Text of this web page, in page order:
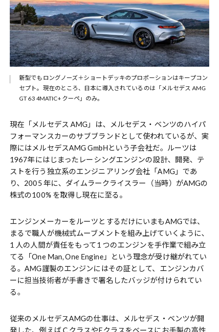
新型でもロングノーズ＋ショートデッキのプロポーションはキープコン
セプト。現在のところ、日本に導入されているのは「メルセデス AMG
GT 63 4MATIC+ クーペ」のみ。
現在「メルセデス AMG」は、メルセデス・ベンツのハイパ
フォーマンスカーのサブブランドとして使われているが、実
際にはメルセデスAMG GmbHという子会社だ。ルーツは
1967年にはじまったレーシングエンジンの設計、開発、テ
ストを行う独立系のエンジニアリング会社「AMG」であ
り、2005 年に、ダイムラークライスラー（当時）がAMGの
株式の100% を取得し現在に至る。
エンジンメーカーをルーツとするだけにいまもAMGでは、
まるで職人が機械式ムーブメントを組み上げていくように、
1 人の人間が責任をもって1 つのエンジンを手作業で組み立
てる「One Man, One Engine」という理念が受け継がれてい
る。AMG謹製のエンジンにはその証として、エンジンカバ
ーに担当技術者が手書きで署名したバッジが付けられてい
る。
従来のメルセデスAMGの仕事は、メルセデス・ベンツが開
発した、例えばＣクラスやEクラスをベースにお手製の高性